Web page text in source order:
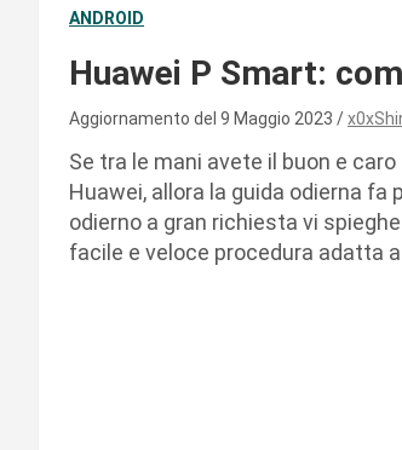
ANDROID
Huawei P Smart:
Aggiornamento del 9 Maggio 2023
Se tra le mani avete il buon e
Huawei, allora la guida odierna
odierno a gran richiesta vi
facile e veloce procedura adatta